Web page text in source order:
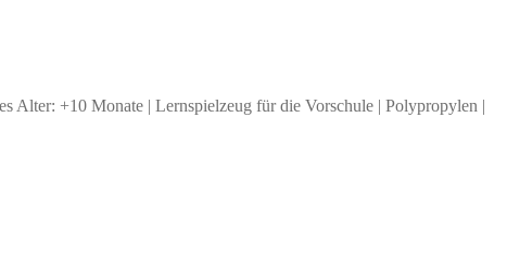
Alter: +10 Monate | Lernspielzeug für die Vorschule | Polypropylen |